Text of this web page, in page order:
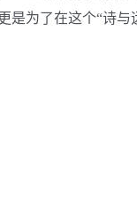
是为了在这个“诗